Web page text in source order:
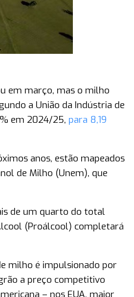
em março, mas o milho
a União da Indústria de
em 2024/25, para 8,19
anos, estão mapeados
de Milho (Unem), que
de um quarto do total
(Proálcool) completará
milho é impulsionado por
a preço competitivo
– nos EUA, maior